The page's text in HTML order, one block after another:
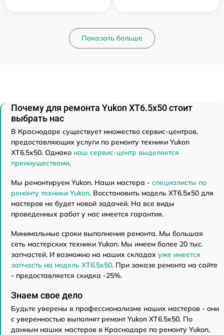
Показать больше
Почему для ремонта Yukon XT6.5x50 стоит
выбрать нас
В Краснодаре существует множество сервис-центров,
предоставляющих услуги по ремонту техники Yukon
XT6.5x50. Однако наш сервис-центр выделяется
преимуществами.
Мы ремонтируем Yukon. Наши мастера - специалисты по
ремонту техники Yukon. Восстановить модель XT6.5x50 для
мастеров не будет новой задачей. На все виды
проведенных работ у нас имеется гарантия.
Минимальные сроки выполнения ремонта. Мы большая
сеть мастерских техники Yukon. Мы имеем более 20 тыс.
запчастей. И возможно на наших складах уже имеется
запчасть на модель XT6.5x50. При заказе ремонта на сайте
- предоставляется скидка -25%.
Знаем свое дело
Будьте уверены в профессионализме наших мастеров - они
с уверенностью выполнят ремонт Yukon XT6.5x50. По
данным наших мастеров в Краснодаре по ремонту Yukon,